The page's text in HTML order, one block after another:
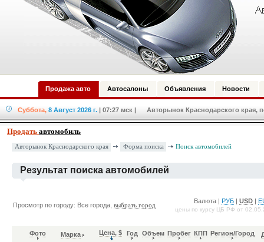
Продажа авто Автосалоны Объявления Новости
Суббота, 8 Август 2026 г. | 07:27 мск | Авторынок Краснодарского края,
Продать автомобиль
Авторынок Краснодарского края Форма поиска Поиск автомобилей
Результат поиска автомобилей
Просмотр по городу: Все города,выбрать город
Валюта | РУБ |USD |
цены по курсу ЦБ РФ от
Фото Марка Цена, $ Год Объем Пробег КПП Регион/Город